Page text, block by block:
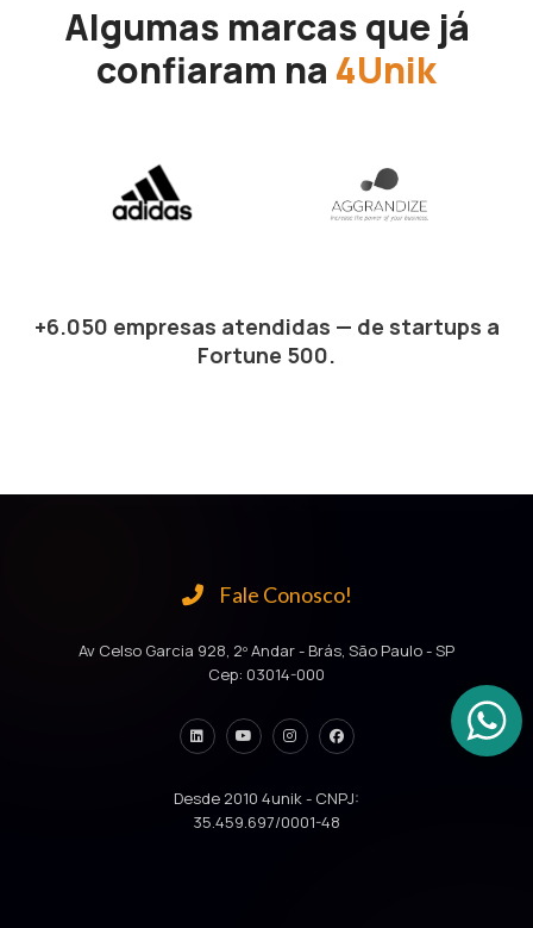
Algumas marcas que já
confiaram na 4Unik
+6.050 empresas atendidas — de startups a
Fortune 500.
Fale Conosco!
Av Celso Garcia 928, 2º Andar - Brás, São Paulo - SP
Cep: 03014-000
Desde 2010 4unik - CNPJ:
35.459.697/0001-48